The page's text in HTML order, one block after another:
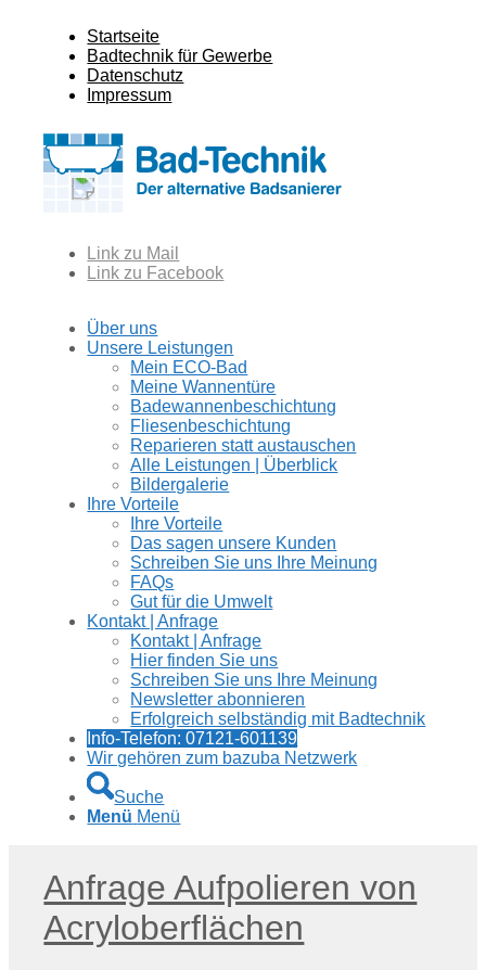
Startseite
Badtechnik für Gewerbe
Datenschutz
Impressum
Link zu Mail
Link zu Facebook
Über uns
Unsere Leistungen
Mein ECO-Bad
Meine Wannentüre
Badewannenbeschichtung
Fliesenbeschichtung
Reparieren statt austauschen
Alle Leistungen | Überblick
Bildergalerie
Ihre Vorteile
Ihre Vorteile
Das sagen unsere Kunden
Schreiben Sie uns Ihre Meinung
FAQs
Gut für die Umwelt
Kontakt | Anfrage
Kontakt | Anfrage
Hier finden Sie uns
Schreiben Sie uns Ihre Meinung
Newsletter abonnieren
Erfolgreich selbständig mit Badtechnik
Info-Telefon: 07121-601139
Wir gehören zum bazuba Netzwerk
Suche
Menü Menü
Anfrage Aufpolieren von
Acryloberflächen